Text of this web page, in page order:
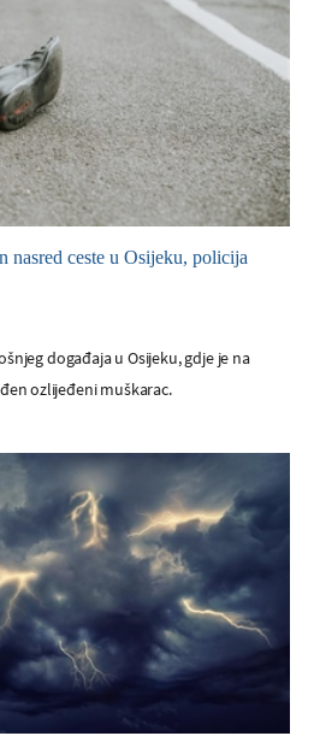
nasred ceste u Osijeku, policija
događaja u Osijeku, gdje je na
ozlijeđeni muškarac.